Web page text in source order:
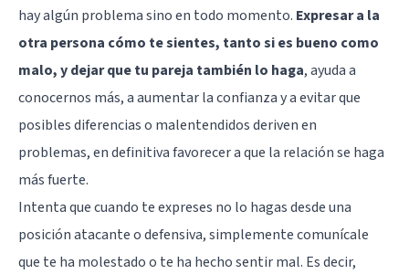
hay algún problema sino en todo momento. Expresar a la
otra persona cómo te sientes, tanto si es bueno como
malo, y dejar que tu pareja también lo haga, ayuda a
conocernos más, a aumentar la confianza y a evitar que
posibles diferencias o malentendidos deriven en
problemas, en definitiva favorecer a que la relación se haga
más fuerte.
Intenta que cuando te expreses no lo hagas desde una
posición atacante o defensiva, simplemente comunícale
que te ha molestado o te ha hecho sentir mal. Es decir,